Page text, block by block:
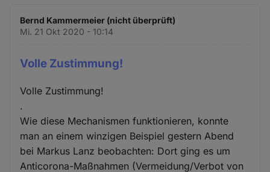
Bernd Kammermeier (nicht überprüft)
Mi. 21 Okt 2020 - 10:14
Volle Zustimmung!
Volle Zustimmung!
.
Wie diese Mechanismen funktionieren, konnte
man an einem winzigen Beispiel gestern Abend
bei Markus Lanz beobachten: Dort ging es um
Anticorona-Maßnahmen (Vermeidung/Verbot von